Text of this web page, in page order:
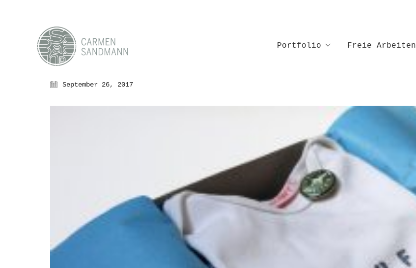
Portfolio Freie Arbeiten
September 26, 2017